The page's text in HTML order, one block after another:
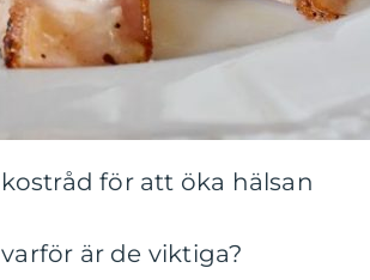
för att öka hälsan
är de viktiga?